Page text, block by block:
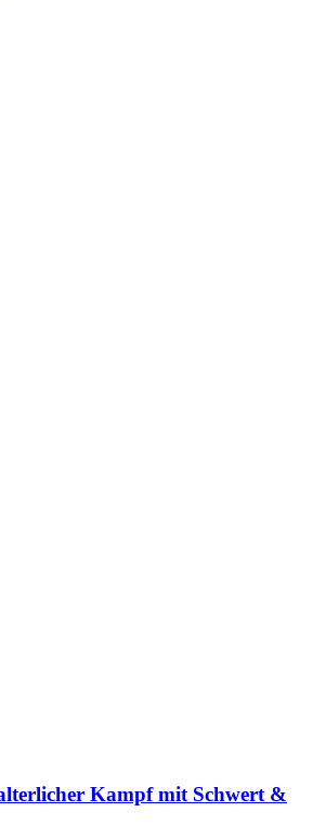
Kampf mit Schwert &